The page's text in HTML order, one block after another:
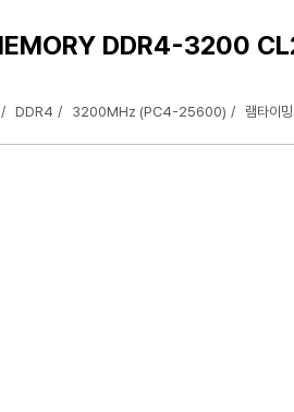
DDR4-3200
DDR4 3200MHz (PC4-25600) 램타이